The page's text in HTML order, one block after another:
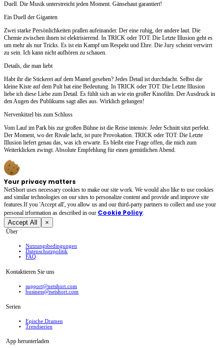
Duell. Die Musik unterstreicht jeden Moment. Gänsehaut garantiert!
Ein Duell der Giganten
Zwei starke Persönlichkeiten prallen aufeinander. Der eine ruhig, der andere laut. Die
Chemie zwischen ihnen ist elektrisierend. In TRICK oder TOT: Die Letzte Illusion geht es
um mehr als nur Tricks. Es ist ein Kampf um Respekt und Ehre. Die Jury scheint verwirrt
zu sein. Ich kann nicht aufhören zu schauen.
Details, die man liebt
Habt ihr die Stickerei auf dem Mantel gesehen? Jedes Detail ist durchdacht. Selbst die
kleine Kiste auf dem Pult hat eine Bedeutung. In TRICK oder TOT: Die Letzte Illusion
liebe ich diese Liebe zum Detail. Es fühlt sich an wie ein großer Kinofilm. Der Ausdruck in
den Augen des Publikums sagt alles aus. Wirklich gelungen!
Nervenkitzel bis zum Schluss
Vom Lauf im Park bis zur großen Bühne ist die Reise intensiv. Jeder Schnitt sitzt perfekt.
Der Moment, wo der Rivale lacht, ist pure Provokation. TRICK oder TOT: Die Letzte
Illusion liefert genau das, was ich erwarte. Es bleibt eine Frage offen, die mich zum
Weiterklicken zwingt. Absolute Empfehlung für einen gemütlichen Abend.
Your privacy matters
NetShort uses necessary cookies to make our site work. We would also like to use cookies
and similar technologies on our sites to personalize content and provide and improve site
features.If you 'Accept all', you allow us and our third-party partners to collect and use your
personal irformation as described in our Cookie Policy.
Accept All ×
Über
Nutzungsbedingungen
Datenschutzpolitik
FAQ
Kontaktieren Sie uns
support@netshort.com
business@netshort.com
Serien
Epische Dramen
Trendserien
App herunterladen